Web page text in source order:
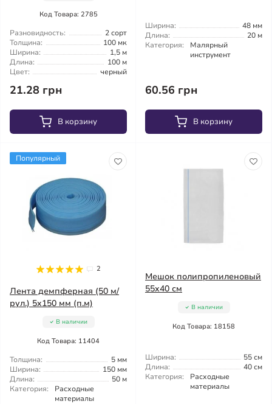
Код Товара: 2785
Разновидность:
2 сорт
Толщина:
100 мк
Ширина:
1,5 м
Длина:
100 м
Цвет:
черный
21.28 грн
В корзину
Ширина:
48 мм
Длина:
20 м
Категория:
Малярный
инструмент
60.56 грн
В корзину
Популярный
2
Лента демпферная (50 м/
рул.) 5x150 мм (п.м)
В наличии
Код Товара: 11404
Толщина:
5 мм
Ширина:
150 мм
Длина:
50 м
Категория:
Расходные
материалы
Мешок полипропиленовый
55x40 см
В наличии
Код Товара: 18158
Ширина:
55 см
Длина:
40 см
Категория:
Расходные
материалы